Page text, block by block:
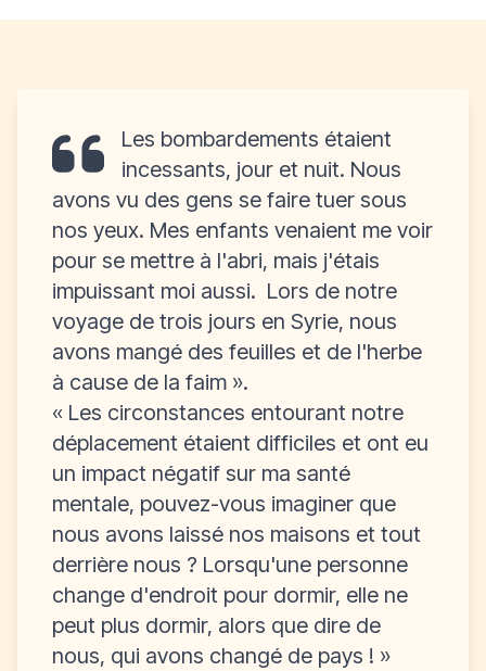
Les bombardements étaient
incessants, jour et nuit. Nous
avons vu des gens se faire tuer sous
nos yeux. Mes enfants venaient me voir
pour se mettre à l'abri, mais j'étais
impuissant moi aussi. Lors de notre
voyage de trois jours en Syrie, nous
avons mangé des feuilles et de l'herbe
à cause de la faim ».
« Les circonstances entourant notre
déplacement étaient difficiles et ont eu
un impact négatif sur ma santé
mentale, pouvez-vous imaginer que
nous avons laissé nos maisons et tout
derrière nous ? Lorsqu'une personne
change d'endroit pour dormir, elle ne
peut plus dormir, alors que dire de
nous, qui avons changé de pays ! »